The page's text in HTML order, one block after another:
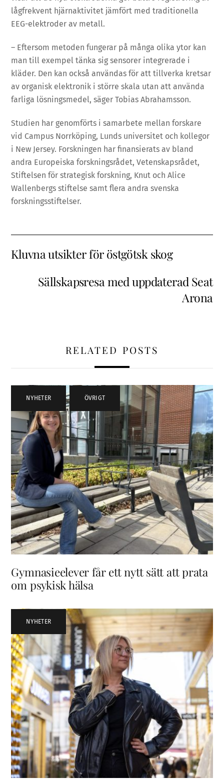
lågfrekvent hjärnaktivitet jämfört med traditionella
EEG-elektroder av metall.
– Eftersom metoden fungerar på många olika ytor kan
man till exempel tänka sig sensorer integrerade i
kläder. Den kan också användas för att tillverka kretsar
av organisk elektronik i större skala utan att använda
farliga lösningsmedel, säger Tobias Abrahamsson.
Studien har genomförts i samarbete mellan forskare
vid Campus Norrköping, Lunds universitet och kollegor
i New Jersey. Forskningen har finansierats av bland
andra Europeiska forskningsrådet, Vetenskapsrådet,
Stiftelsen för strategisk forskning, Knut och Alice
Wallenbergs stiftelse samt flera andra svenska
forskningsstiftelser.
Kluvna utsikter för östgötsk skog
Sällskapsresa med uppdaterad Seat
Arona
RELATED POSTS
NYHETER , ÖVRIGT
Gymnasieelever får ett nytt sätt att prata
om psykisk hälsa
NYHETER